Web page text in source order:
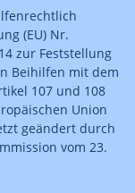
(EU) Nr.
zur Feststellung
Beihilfen mit dem
107 und 108
Union
geändert durch
vom 23.